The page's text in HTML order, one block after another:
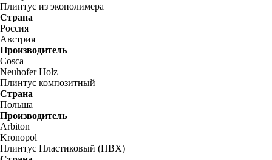
Плинтус из экополимера
Страна
Россия
Австрия
Производитель
Cosca
Neuhofer Holz
Плинтус композитный
Страна
Польша
Производитель
Arbiton
Kronopol
Плинтус Пластиковый (ПВХ)